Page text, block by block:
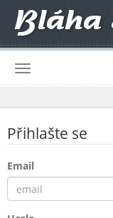
Přihlašte se
Email